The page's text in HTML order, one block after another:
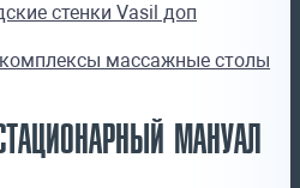
стенки Vasil доп
массажные столы
МАНУАЛ